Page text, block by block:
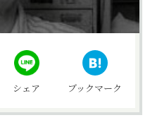
シェア ブックマーク